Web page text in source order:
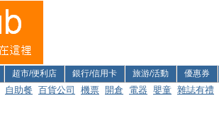
超市/便利店 銀行/信用卡 旅游/活動 優惠券
自助餐 百貨公司 機票 開倉 電器 嬰童 雜誌有禮